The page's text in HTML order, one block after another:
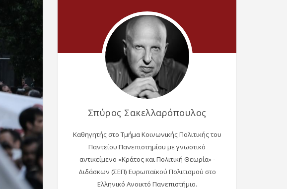
Σπύρος Σακελλαρόπουλος
Καθηγητής στο Τμήμα Κοινωνικής Πολιτικής του
Παντείου Πανεπιστημίου με γνωστικό
αντικείμενο «Κράτος και Πολιτική Θεωρία» -
Διδάσκων (ΣΕΠ) Ευρωπαϊκού Πολιτισμού στο
Ελληνικό Ανοικτό Πανεπιστήμιο.